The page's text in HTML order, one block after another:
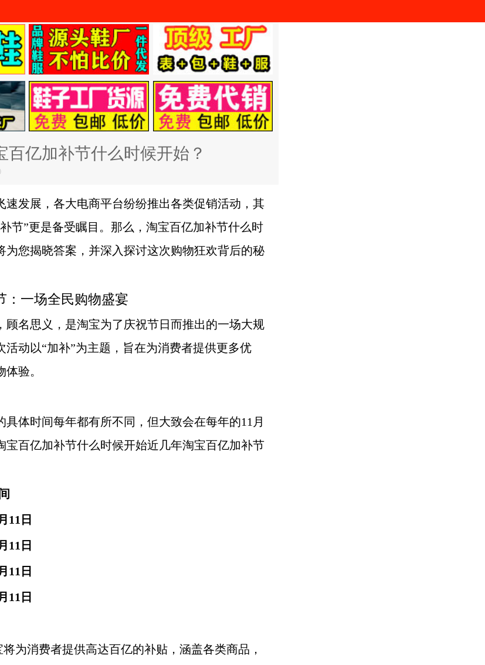
百亿加补节什么时候开始？
速发展，各大电商平台纷纷推出各类促销活动，其
节”更是备受瞩目。那么，淘宝百亿加补节什么时
为您揭晓答案，并深入探讨这次购物狂欢背后的秘
：一场全民购物盛宴
顾名思义，是淘宝为了庆祝节日而推出的一场大规
活动以“加补”为主题，旨在为消费者提供更多优
验。
具体时间每年都有所不同，但大致会在每年的11月
宝百亿加补节什么时候开始近几年淘宝百亿加补节
11日
11日
11日
11日
为消费者提供高达百亿的补贴，涵盖各类商品，